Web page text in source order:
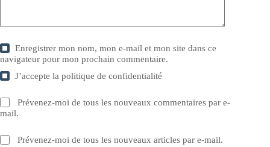
Enregistrer mon nom, mon e-mail et mon site dans ce
navigateur pour mon prochain commentaire.
J’accepte lapolitique de confidentialité
Prévenez-moi de tous les nouveaux commentaires par e-
mail.
Prévenez-moi de tous les nouveaux articles par e-mail.